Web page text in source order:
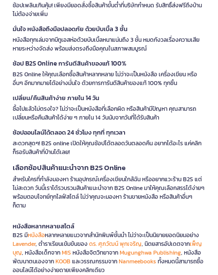
ช้อปเพลินเกินคุ้ม! เพียงมียอดสั่งซื้อสินค้าขั้นต่ำที่บริษัทกำหนด รับสิทธิ์ส่งฟรีถึงบ้าน
ไม่ต้องจ่ายเพิ่ม
มั่นใจ หนังสือถึงมือปลอดภัย ด้วยบับเบิ้ล 3 ชั้น
หนังสือทุกเล่มจากบีทูเอสห่อด้วยบับเบิ้ลหนาแน่นถึง 3 ชั้น หมดกังวลเรื่องความเสีย
หายระหว่างจัดส่ง พร้อมส่งตรงถึงมือคุณในสภาพสมบูรณ์
ช้อป B2S Online การันตีสินค้าของแท้ 100%
B2S Online ให้คุณเลือกซื้อสินค้าหลากหลาย ไม่ว่าจะเป็นหนังสือ เครื่องเขียน หรือ
อื่นๆ อีกมากมายได้อย่างมั่นใจ ด้วยการการันตีสินค้าของแท้ 100% ทุกชิ้น
เปลี่ยน/คืนสินค้าง่าย ภายใน 14 วัน
ซื้อไปแล้วไม่ตรงใจ? ไม่ว่าจะเป็นหนังสือที่เลือกผิด หรือสินค้ามีปัญหา คุณสามารถ
เปลี่ยนหรือคืนสินค้าได้ง่าย ๆ ภายใน 14 วันนับจากวันที่ได้รับสินค้า
ช้อปออนไลน์ได้ตลอด 24 ชั่วโมง ทุกที่ ทุกเวลา
สะดวกสุดๆ! B2S online เปิดให้คุณช้อปได้ตลอดวันตลอดคืน อยากได้อะไร แค่คลิก
ก็รอรับสินค้าที่บ้านได้เลย!
เลือกช้อปสินค้าแนะนำจาก B2S Online
สำหรับใครที่กำลังมองหา ร้านอุปกรณ์เครื่องเขียนใกล้ฉัน หรืออยากแวะร้าน B2S แต่
ไม่สะดวก วันนี้เราได้รวบรวมสินค้าแนะนำจาก B2S Online มาให้คุณเลือกสรรได้ง่ายๆ
พร้อมตอบโจทย์ทุกไลฟ์สไตล์ ไม่ว่าคุณจะมองหา ร้านขายหนังสือ หรือสินค้าอื่นๆ
ก็ตาม
หนังสือหลากหลายสไตล์
B2S มีหนังสือหลากหลายแนวจากสำนักพิมพ์ชั้นนำ ไม่ว่าจะเป็นนิยายยอดนิยมอย่าง
Lavender, ตำราเรียนเข้มข้นของดร. ศุภวัฒน์ พุกเจริญ, นิตยสารอัปเดตจากเพ็ญ
บุญ, หนังสือเด็กจากMIS หนังสือจิตวิทยาจากMugunghwa Publishing, หนังสือ
พัฒนาตนเองจากKOOB และวรรณกรรมจากNanmeebooks ทั้งหมดนี้สามารถซื้อ
ออนไลน์ได้อย่างง่ายดายเพียงคลิกเดียว